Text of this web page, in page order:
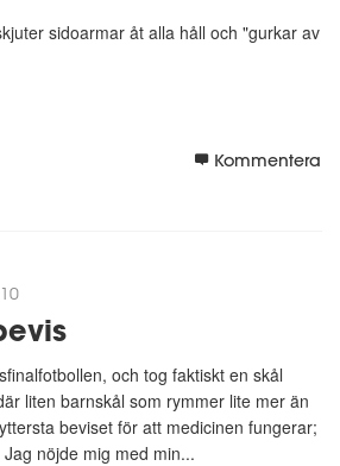
sidoarmar åt alla håll och "gurkar av
Kommentera
10
och tog faktiskt en skål
liten barnskål som rymmer lite mer än
beviset för att medicinen fungerar;
nöjde mig med min...